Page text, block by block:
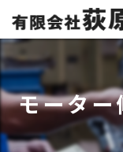
モータ